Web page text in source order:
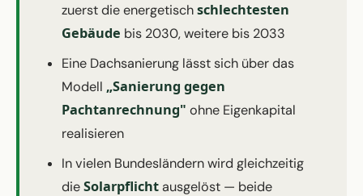
zuerst die energetischschlechtesten
Gebäude bis 2030, weitere bis 2033
Eine Dachsanierung lässt sich über das
Modell „Sanierung gegen
Pachtanrechnung" ohne Eigenkapital
realisieren
In vielen Bundesländern wird gleichzeitig
dieSolarpflichtausgelöst — beide